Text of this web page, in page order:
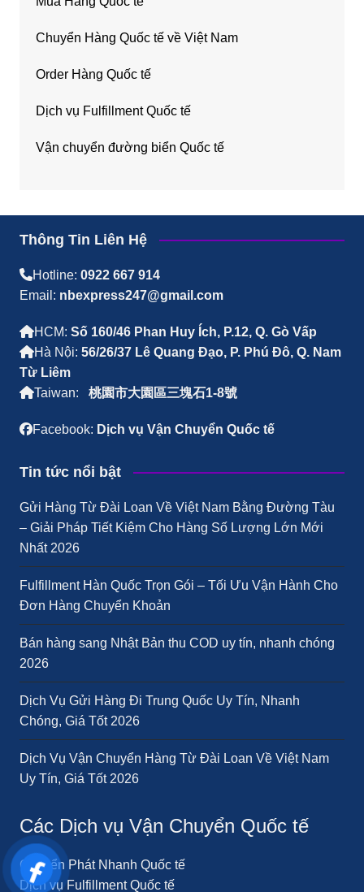
Chuyển Hàng Quốc tế về Việt Nam
Order Hàng Quốc tế
Dịch vụ Fulfillment Quốc tế
Vận chuyển đường biển Quốc tế
Thông Tin Liên Hệ
Hotline: 0922 667 914
Email: nbexpress247@gmail.com
HCM: Số 160/46 Phan Huy Ích, P.12, Q. Gò Vấp
Hà Nội: 56/26/37 Lê Quang Đạo, P. Phú Đô, Q. Nam
Từ Liêm
Taiwan:
桃園市大園區三塊石1-8號
Facebook: Dịch vụ Vận Chuyển Quốc tế
Tin tức nổi bật
Gửi Hàng Từ Đài Loan Về Việt Nam Bằng Đường Tàu
– Giải Pháp Tiết Kiệm Cho Hàng Số Lượng Lớn Mới
Nhất 2026
Fulfillment Hàn Quốc Trọn Gói – Tối Ưu Vận Hành Cho
Đơn Hàng Chuyển Khoản
Bán hàng sang Nhật Bản thu COD uy tín, nhanh chóng
2026
Dịch Vụ Gửi Hàng Đi Trung Quốc Uy Tín, Nhanh
Chóng, Giá Tốt 2026
Dịch Vụ Vận Chuyển Hàng Từ Đài Loan Về Việt Nam
Uy Tín, Giá Tốt 2026
Các Dịch vụ Vận Chuyển Quốc tế
Chuyển Phát Nhanh Quốc tế
Dịch vụ Fulfillment Quốc tế